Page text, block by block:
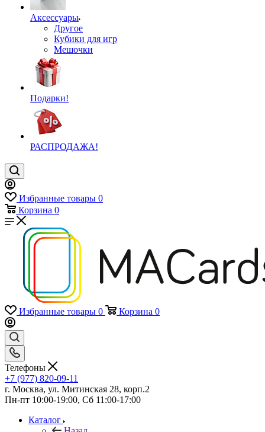
Аксессуары
Другое
Кубики для игр
Мешочки
Подарки!
РАСПРОДАЖА!
Избранные товары 0
Корзина 0
Избранные товары 0 Корзина 0
Телефоны
+7 (977) 820-09-11
г. Москва, ул. Митинская 28, корп.2
Пн-пт 10:00-19:00, Сб 11:00-17:00
Каталог